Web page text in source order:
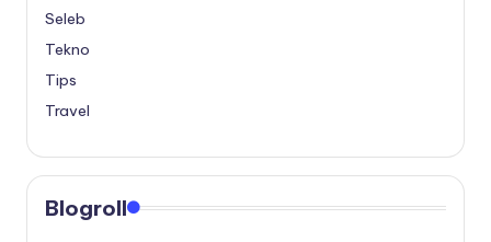
Seleb
Tekno
Tips
Travel
Blogroll